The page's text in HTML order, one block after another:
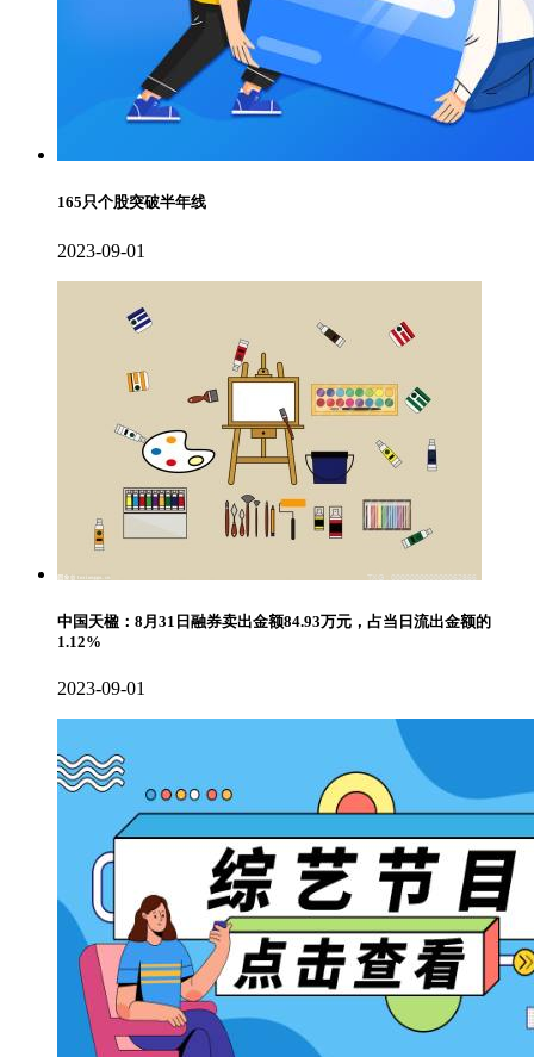
165只个股突破半年线
2023-09-01
中国天楹：8月31日融券卖出金额84.93万元，占当日流出金额的
1.12%
2023-09-01